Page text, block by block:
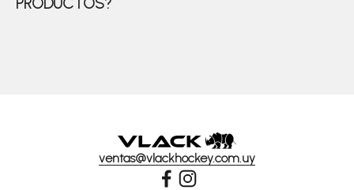
ventas@vlackhockey.com.uy